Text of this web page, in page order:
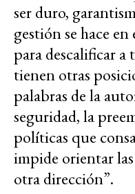
ser duro,
gestión se hace
para descalificar a
tienen otras
palabras de la
seguridad, la
políticas que
impide orientar
otra dirección”.